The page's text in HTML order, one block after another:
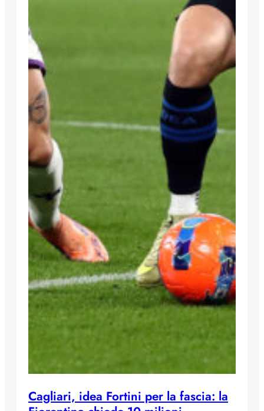
Cagliari, idea Fortini per la fascia: la